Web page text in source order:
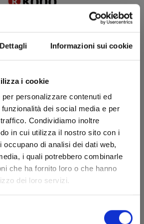
Dettagli Informazioni sui cookie
i cookie
personalizzare contenuti ed
dei social media e per
Condividiamo inoltre
in cui utilizza il nostro sito con i
occupano di analisi dei dati web,
i quali potrebbero combinarle
che ha fornito loro o che hanno
dei loro servizi.
-